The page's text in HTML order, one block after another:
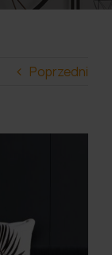
Poprzedni